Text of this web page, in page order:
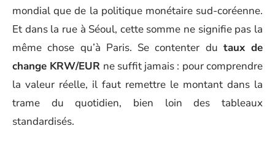
mondial que de la politique monétaire sud-coréenne.
Et dans la rue à Séoul, cette somme ne signifie pas la
même chose qu’à Paris. Se contenter du taux de
change KRW/EUR ne suffit jamais : pour comprendre
la valeur réelle, il faut remettre le montant dans la
trame du quotidien, bien loin des tableaux
standardisés.